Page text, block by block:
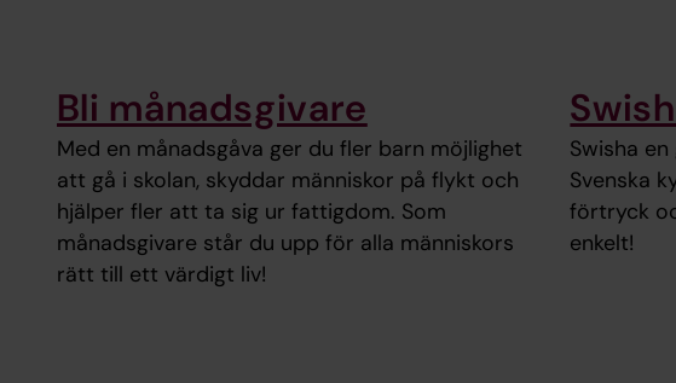
Bli månadsgivare
Med en månadsgåva ger du fler barn möjlighet
att gå i skolan, skyddar människor på flykt och
hjälper fler att ta sig ur fattigdom. Som
månadsgivare står du upp för alla människors
rätt till ett värdigt liv!
Swisha
Svenska
förtryck
enkelt!